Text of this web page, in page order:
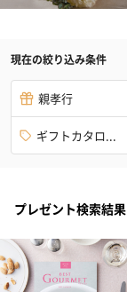
現在の絞り込み条件
親孝行
ギフトカタロ...
プレゼント検索結果